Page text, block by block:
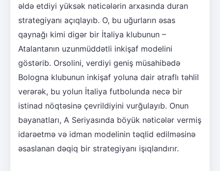
əldə etdiyi yüksək nəticələrin arxasında duran
strategiyanı açıqlayıb. O, bu uğurların əsas
qaynağı kimi digər bir İtaliya klubunun –
Atalantanın uzunmüddətli inkişaf modelini
göstərib. Orsolini, verdiyi geniş müsahibədə
Bologna klubunun inkişaf yoluna dair ətraflı təhlil
verərək, bu yolun İtaliya futbolunda necə bir
istinad nöqtəsinə çevrildiyini vurğulayıb. Onun
bəyanatları, A Seriyasında böyük nəticələr vermiş
idarəetmə və idman modelinin təqlid edilməsinə
əsaslanan dəqiq bir strategiyanı işıqlandırır.